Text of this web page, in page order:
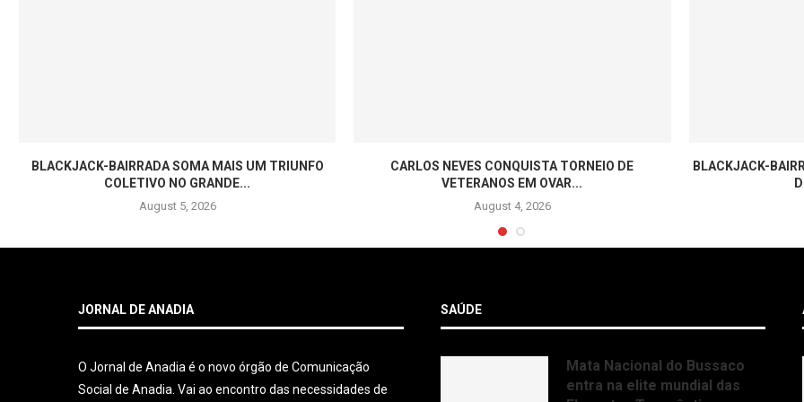
BLACKJACK-BAIRRADA SOMA MAIS UM TRIUNFO
COLETIVO NO GRANDE...
August 5, 2026
CARLOS NEVES CONQUISTA TORNEIO DE
VETERANOS EM OVAR...
August 4, 2026
BLACKJACK-
JORNAL DE ANADIA
O Jornal de Anadia é o novo órgão de Comunicação
Social de Anadia. Vai ao encontro das necessidades de
SAÚDE
Mata Nacional do Bussaco
entra na elite mundial das